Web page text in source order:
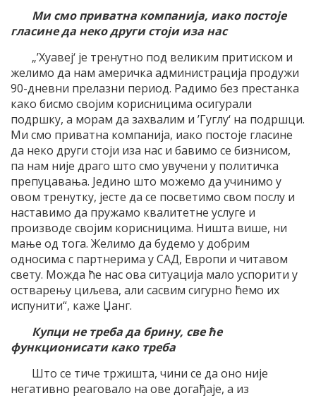
Ми смо приватна компанија, иако постоје
гласине да неко други стоји иза нас
„’Хуавеј‘ је тренутно под великим притиском и
желимо да нам америчка администрација продужи
90-дневни прелазни период. Радимо без престанка
како бисмо својим корисницима осигурали
подршку, а морам да захвалим и ’Гуглу‘ на подршци.
Ми смо приватна компанија, иако постоје гласине
да неко други стоји иза нас и бавимо се бизнисом,
па нам није драго што смо увучени у политичка
препуцавања. Једино што можемо да учинимо у
овом тренутку, јесте да се посветимо свом послу и
наставимо да пружамо квалитетне услуге и
производе својим корисницима. Ништа више, ни
мање од тога. Желимо да будемо у добрим
односима с партнерима у САД, Европи и читавом
свету. Можда ће нас ова ситуација мало успорити у
остварењу циљева, али сасвим сигурно ћемо их
испунити“, каже Џанг.
Купци не треба да брину, све ће
функционисати како треба
Што се тиче тржишта, чини се да оно није
негативно реаговало на ове догађаје, а из